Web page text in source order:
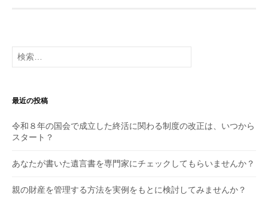
検
索:
最近の投稿
令和８年の国会で成立した終活に関わる制度の改正は、いつから
スタート？
あなたが書いた遺言書を専門家にチェックしてもらいませんか？
親の財産を管理する方法を実例をもとに検討してみませんか？